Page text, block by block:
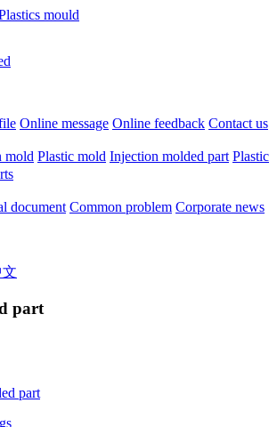
Online message Online feedback Contact us
mold Plastic mold Injection molded part Plastic
document Common problem Corporate news
part
part